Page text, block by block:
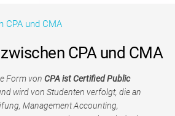
CPA und CMA
CPA und CMA
Form von CPA ist Certified Public
wird von Studenten verfolgt, die an
Management Accounting,